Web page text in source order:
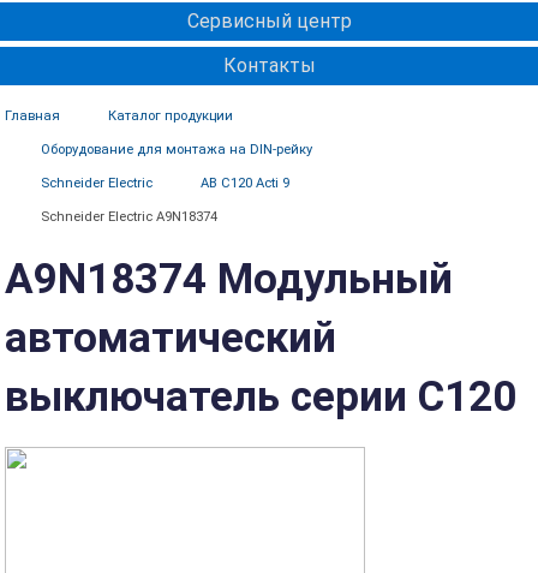
Сервисный центр
Контакты
Главная Каталог продукции
Оборудование для монтажа на DIN-рейку
Schneider Electric АВ C120 Acti 9
Schneider Electric A9N18374
A9N18374 Модульный
автоматический
выключатель серии C120